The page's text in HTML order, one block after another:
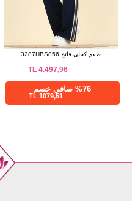
طقم كحلي فاتح 3287HBS856
4.497,96
TL
%76 صافي خصم
1079,51 TL